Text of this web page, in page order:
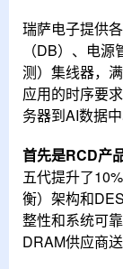
瑞萨电子提供
（DB）、电
测）集线器，
应用的时序要
务器到AI数据
首先是RCD产
五代提升了
衡）架构和
整性和系统可
DRAM供应商